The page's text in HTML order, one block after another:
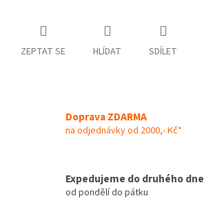
ZEPTAT SE HLÍDAT SDÍLET
Doprava ZDARMA
na odjednávky od 2000,- Kč*
Expedujeme do druhého dne
od pondělí do pátku